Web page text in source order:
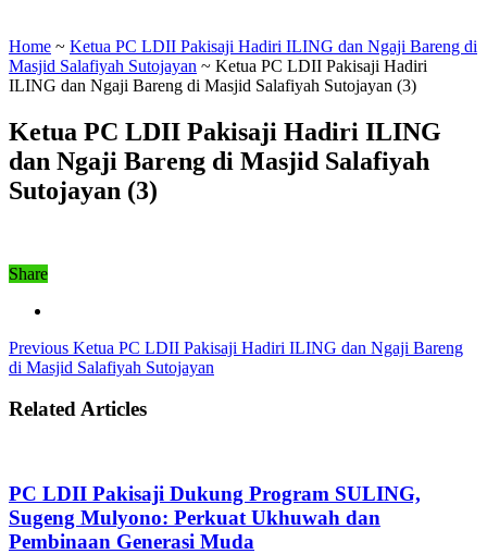
Home ~ Ketua PC LDII Pakisaji Hadiri ILING dan Ngaji Bareng di
Masjid Salafiyah Sutojayan ~ Ketua PC LDII Pakisaji Hadiri
ILING dan Ngaji Bareng di Masjid Salafiyah Sutojayan (3)
Ketua PC LDII Pakisaji Hadiri ILING
dan Ngaji Bareng di Masjid Salafiyah
Sutojayan (3)
Share
Previous Ketua PC LDII Pakisaji Hadiri ILING dan Ngaji Bareng
di Masjid Salafiyah Sutojayan
Related Articles
PC LDII Pakisaji Dukung Program SULING,
Sugeng Mulyono: Perkuat Ukhuwah dan
Pembinaan Generasi Muda